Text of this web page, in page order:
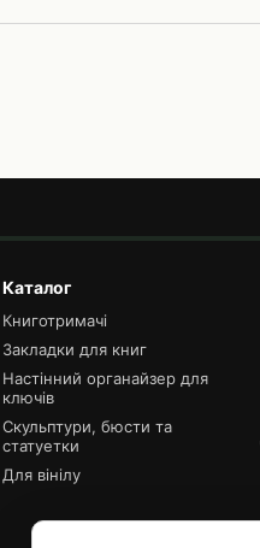
Каталог
Книготримачі
Закладки для книг
Настінний органайзер для
ключів
Скульптури, бюсти та
статуетки
Для вінілу